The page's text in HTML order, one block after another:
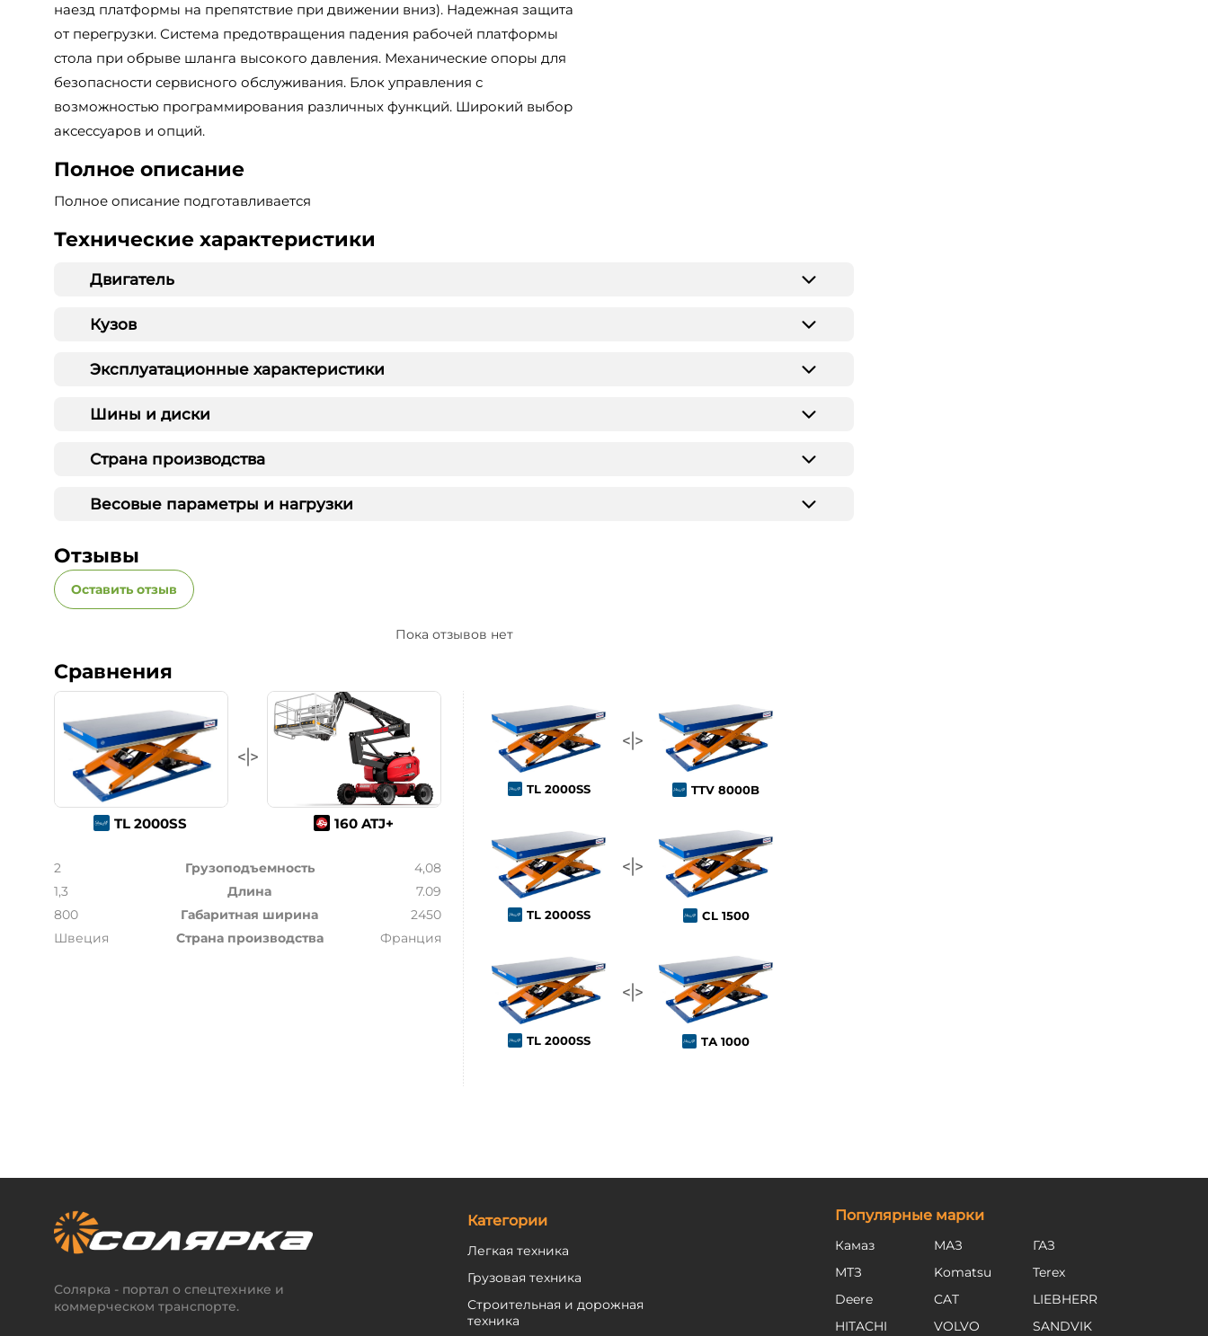
наезд платформы на препятствие при движении вниз). Надежная защита
от перегрузки. Система предотвращения падения рабочей платформы
стола при обрыве шланга высокого давления. Механические опоры для
безопасности сервисного обслуживания. Блок управления с
возможностью программирования различных функций. Широкий выбор
аксессуаров и опций.
Полное описание
Полное описание подготавливается
Технические характеристики
Двигатель
Кузов
Эксплуатационные характеристики
Шины и диски
Страна производства
Весовые параметры и нагрузки
Отзывы
Оставить отзыв
Пока отзывов нет
Сравнения
TL 2000SS 160 ATJ+
2 Грузоподъемность
4,08
1,3
Длина
7.09
800
Габаритная ширина
2450
Швеция
Страна производства Франция
TL 2000SS TTV 8000B
TL 2000SS CL 1500
TL 2000SS TА 1000
Солярка - портал о спецтехнике и
коммерческом транспорте.
Категории
Легкая техника
Грузовая техника
Строительная и дорожная
техника
Популярные марки
Камаз МАЗ
ГАЗ
МТЗ
Komatsu
Terex
Deere
CAT
LIEBHERR
HITACHI
VOLVO SANDVIK